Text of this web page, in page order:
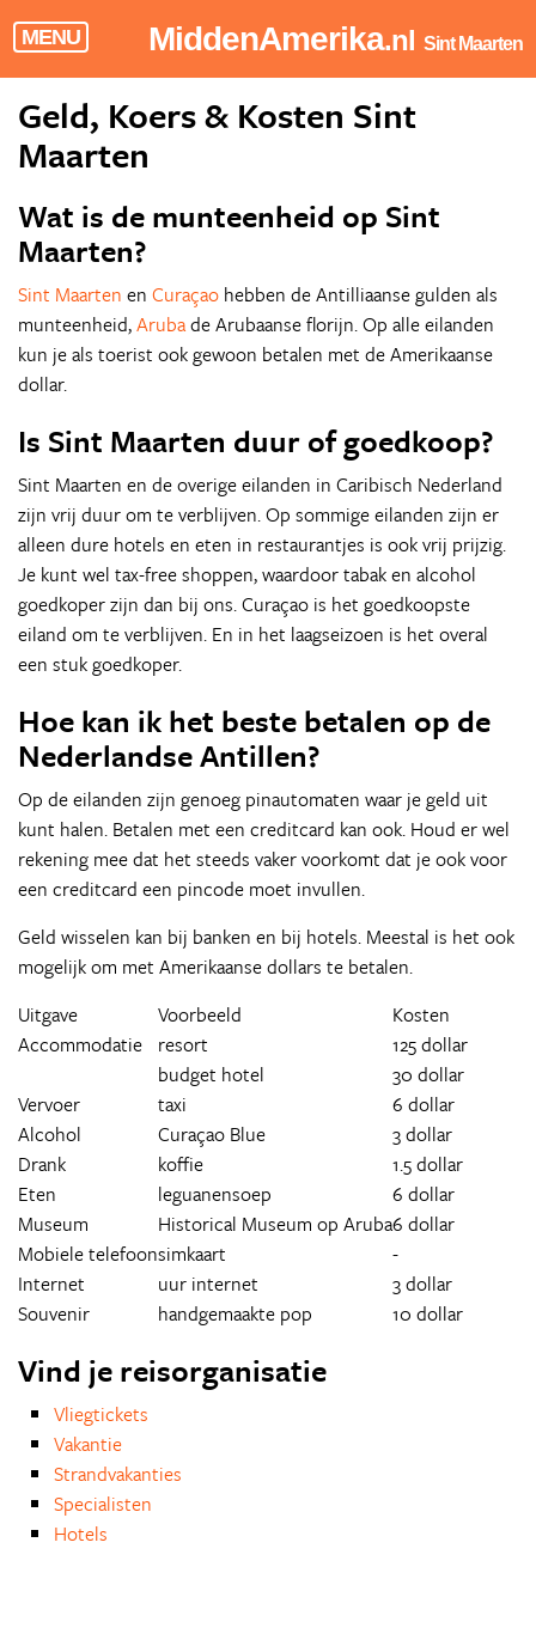
MENU MiddenAmerika.nl Sint Maarten
Geld, Koers & Kosten Sint
Maarten
Wat is de munteenheid op Sint
Maarten?
Sint Maarten en Curaçao hebben de Antilliaanse gulden als
munteenheid,Arubade Arubaanse florijn. Op alle eilanden
kun je als toerist ook gewoon betalen met de Amerikaanse
dollar.
Is Sint Maarten duur of goedkoop?
Sint Maarten en de overige eilanden in Caribisch Nederland
zijn vrij duur om te verblijven. Op sommige eilanden zijn er
alleen dure hotels en eten in restaurantjes is ook vrij prijzig.
Je kunt wel tax-free shoppen, waardoor tabak en alcohol
goedkoper zijn dan bij ons. Curaçao is het goedkoopste
eiland om te verblijven. En in het laagseizoen is het overal
een stuk goedkoper.
Hoe kan ik het beste betalen op de
Nederlandse Antillen?
Op de eilanden zijn genoeg pinautomaten waar je geld uit
kunt halen. Betalen met een creditcard kan ook. Houd er wel
rekening mee dat het steeds vaker voorkomt dat je ook voor
een creditcard een pincode moet invullen.
Geld wisselen kan bij banken en bij hotels. Meestal is het ook
mogelijk om met Amerikaanse dollars te betalen.
Uitgave
Voorbeeld
Kosten
Accommodatie resort
budget hotel
125 dollar
30 dollar
Vervoer
taxi
6 dollar
Alcohol
Curaçao Blue
3 dollar
Drank
koffie
1.5 dollar
Eten
leguanensoep
6 dollar
Museum
Historical Museum op Aruba6 dollar
Mobiele telefoonsimkaart
-
Internet
uur internet
3 dollar
Souvenir
handgemaakte pop 10 dollar
Vind je reisorganisatie
Vliegtickets
Vakantie
Strandvakanties
Specialisten
Hotels